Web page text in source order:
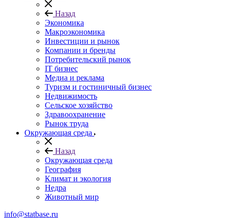
Назад
Экономика
Макроэкономика
Инвестиции и рынок
Компании и бренды
Потребительский рынок
IT бизнес
Медиа и реклама
Туризм и гостиничный бизнес
Недвижимость
Сельское хозяйство
Здравоохранение
Рынок труда
Окружающая среда
Назад
Окружающая среда
География
Климат и экология
Недра
Животный мир
info@statbase.ru